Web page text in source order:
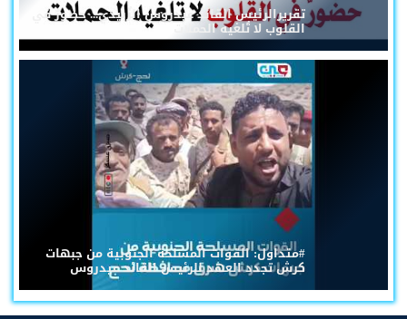
تقريرالرئيس القائد عيدروس الزُبيدي... حضورٌ في
القلوب لا تُلغيه الحملات
#متداول: القوات المسلحة الجنوبية من جبهات
كرش تجدد العهد للرئيس القائد عيدروس